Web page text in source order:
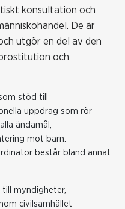
konsultation och
De är
utgör en del av den
och
stöd till
uppdrag som rör
ändamål,
mot barn.
består bland annat
myndigheter,
civilsamhället